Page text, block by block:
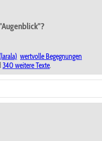
wertvolle Begegnungen
340 weitere Texte.